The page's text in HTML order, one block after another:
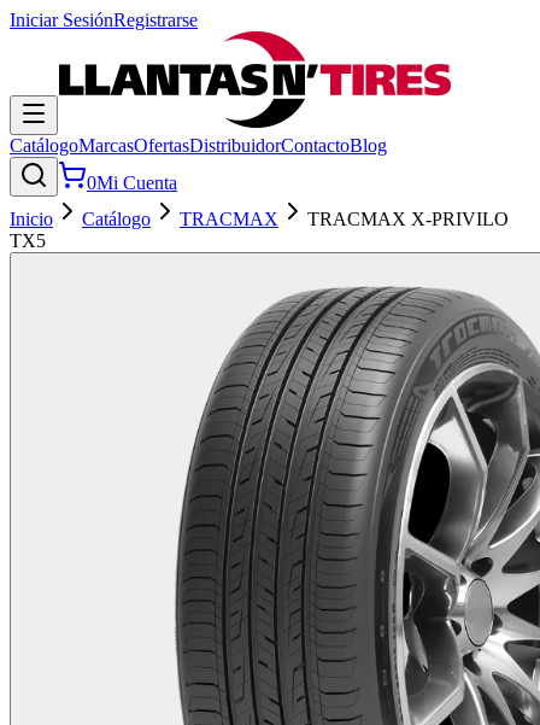
Iniciar SesiónRegistrarse
CatálogoMarcasOfertasDistribuidorContactoBlog
0Mi Cuenta
Inicio
Catálogo TRACMAX
TRACMAX X-PRIVILO
TX5